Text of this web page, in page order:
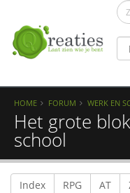
HOME FORUM WERK EN
Het grote
school
Index RPG AT